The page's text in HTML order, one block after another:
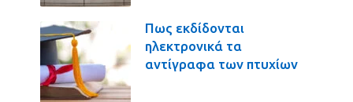
Πως εκδίδονται
ηλεκτρονικά τα
αντίγραφα των πτυχίων